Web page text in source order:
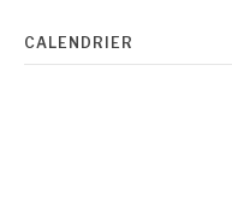
CALENDRIER